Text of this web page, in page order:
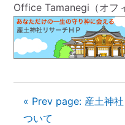
Office Tamanegi（オフ
« Prev page: 産土神
ついて